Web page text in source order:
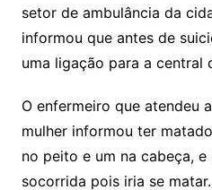
setor de ambulância da
informou que antes de
uma ligação para a central
O enfermeiro que atendeu
mulher informou ter
no peito e um na cabeça,
socorrida pois iria se